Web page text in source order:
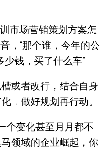
市场营销策划方案怎
，“那个谁，今年的公
钱，买了什么车”
或者改行，结合自身
，做好规划再行动。
个变化甚至月月都不
领域的企业崛起，你